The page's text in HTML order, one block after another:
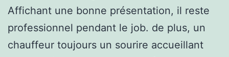
Affichant une bonne présentation, il reste
professionnel pendant le job. de plus, un
chauffeur toujours un sourire accueillant